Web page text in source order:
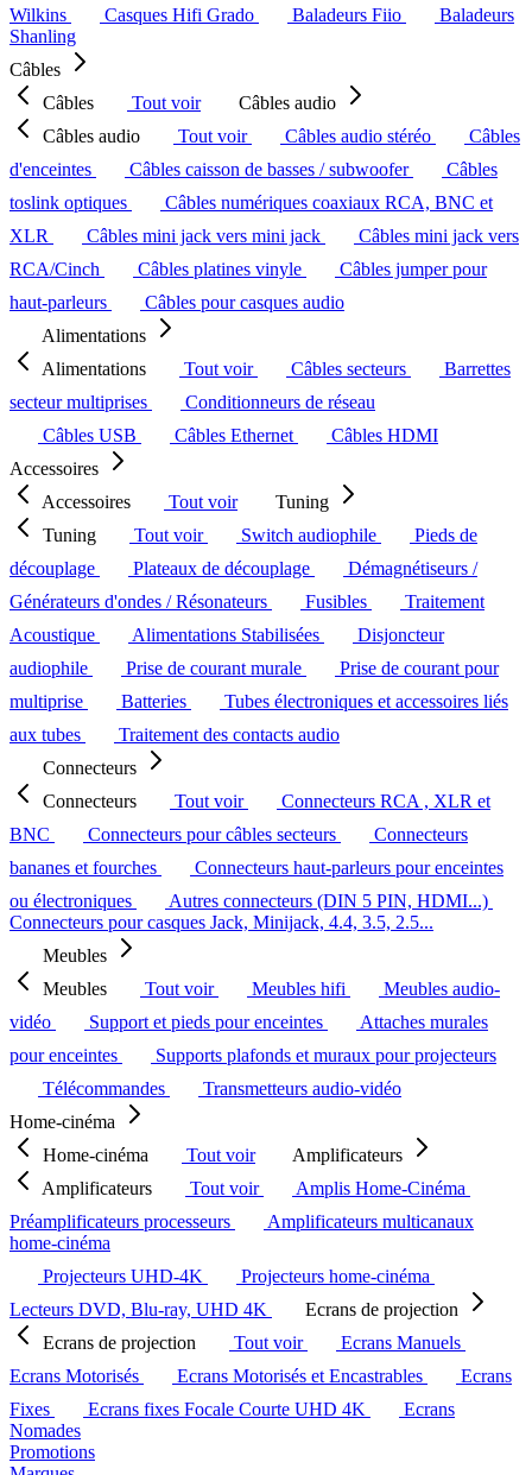
Wilkins
Casques Hifi Grado Baladeurs Fiio
Baladeurs
Shanling
Câbles
Câbles
Tout voir
Câbles audio
Câbles audio
Tout voir Câbles audio stéréo
Câbles
d'enceintes
Câbles caisson de basses / subwoofer
Câbles
toslink optiques
Câbles numériques coaxiaux RCA, BNC et
XLR
Câbles mini jack vers mini jack
Câbles mini jack vers
RCA/Cinch
Câbles platines vinyle
Câbles jumper pour
haut-parleurs
Câbles pour casques audio
Alimentations
Alimentations
Tout voir Câbles secteurs
Barrettes
secteur multiprises
Conditionneurs de réseau
Câbles USB
Câbles Ethernet
Câbles HDMI
Accessoires
Accessoires
Tout voir
Tuning
Tuning
Tout voir Switch audiophile
Pieds de
découplage
Plateaux de découplage
Démagnétiseurs /
Générateurs d'ondes / Résonateurs
Fusibles
Traitement
Acoustique
Alimentations Stabilisées
Disjoncteur
audiophile
Prise de courant murale
Prise de courant pour
multiprise
Batteries
Tubes électroniques et accessoires liés
aux tubes
Traitement des contacts audio
Connecteurs
Connecteurs
Tout voir
Connecteurs RCA , XLR et
BNC
Connecteurs pour câbles secteurs
Connecteurs
bananes et fourches
Connecteurs haut-parleurs pour enceintes
ou électroniques
Autres connecteurs (DIN 5 PIN, HDMI...)
Connecteurs pour casques Jack, Minijack, 4.4, 3.5, 2.5...
Meubles
Meubles
Tout voir Meubles hifi
Meubles audio-
vidéo
Support et pieds pour enceintes
Attaches murales
pour enceintes
Supports plafonds et muraux pour projecteurs
Télécommandes
Transmetteurs audio-vidéo
Home-cinéma
Home-cinéma
Tout voir
Amplificateurs
Amplificateurs
Tout voir
Amplis Home-Cinéma
Préamplificateurs processeurs
Amplificateurs multicanaux
home-cinéma
Projecteurs UHD-4K
Projecteurs home-cinéma
Lecteurs DVD, Blu-ray, UHD 4K
Ecrans de projection
Ecrans de projection
Tout voir
Ecrans Manuels
Ecrans Motorisés
Ecrans Motorisés et Encastrables
Ecrans
Fixes
Ecrans fixes Focale Courte UHD 4K
Ecrans
Nomades
Promotions